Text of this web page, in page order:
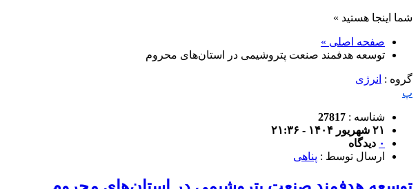
شما اینجا هستید »
صفحه اصلی »
توسعه هدفمند صنعت پتروشیمی در استان‌های محروم
گروه : انرژی
پ
شناسه : 27817
۲۱ شهریور ۱۴۰۴ - ۲۱:۳۶
۰ دیدگاه
ارسال توسط : پناهی